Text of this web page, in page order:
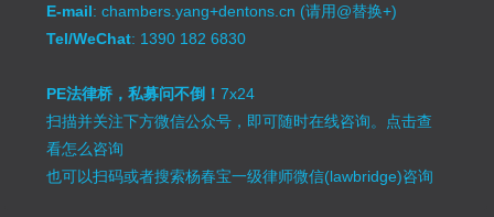
E-mail: chambers.yang+dentons.cn (请用@替换+)
Tel/WeChat: 1390 182 6830
PE法律桥，私募问不倒！7x24
扫描并关注下方微信公众号，即可随时在线咨询。 点击查
看怎么咨询
也可以扫码或者搜索杨春宝一级律师微信(lawbridge)咨询